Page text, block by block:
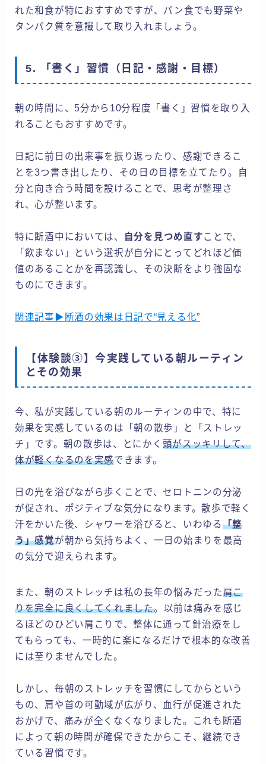
れた和食が特におすすめですが、パン食でも野菜や
タンパク質を意識して取り入れましょう。
5. 「書く」習慣（日記・感謝・目標）
朝の時間に、5分から10分程度「書く」習慣を取り入
れることもおすすめです。
日記に前日の出来事を振り返ったり、感謝できるこ
とを3つ書き出したり、その日の目標を立てたり。自
分と向き合う時間を設けることで、思考が整理さ
れ、心が整います。
特に断酒中においては、 自分を見つめ直すことで、
「飲まない」という選択が自分にとってどれほど価
値のあることかを再認識し、その決断をより強固な
ものにできます。
関連記事▶断酒の効果は日記で“見える化”
【体験談③】今実践している朝ルーティン
とその効果
今、私が実践している朝のルーティンの中で、特に
効果を実感しているのは「朝の散歩」と「ストレッ
チ」です。朝の散歩は、とにかく 頭がスッキリして、
体が軽くなるのを実感できます。
日の光を浴びながら歩くことで、セロトニンの分泌
が促され、ポジティブな気分になります。散歩で軽く
汗をかいた後、シャワーを浴びると、いわゆる「整
う」感覚が朝から気持ちよく、一日の始まりを最高
の気分で迎えられます。
また、朝のストレッチは私の長年の悩みだった肩こ
りを完全に良くしてくれました。以前は痛みを感じ
るほどのひどい肩こりで、整体に通って針治療をし
てもらっても、一時的に楽になるだけで根本的な改善
には至りませんでした。
しかし、毎朝のストレッチを習慣にしてからという
もの、肩や首の可動域が広がり、血行が促進された
おかげで、痛みが全くなくなりました。これも断酒
によって朝の時間が確保できたからこそ、継続でき
ている習慣です。